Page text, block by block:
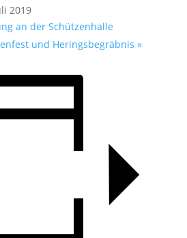
2019
an der Schützenhalle
und Heringsbegräbnis »